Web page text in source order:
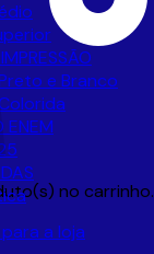
no carrinho.
a loja
e Branco
ENEM